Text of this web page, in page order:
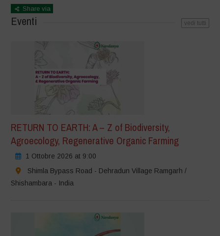
Share via
Eventi vedi tutti
RETURN TO EARTH: A – Z of Biodiversity,
Agroecology, Regenerative Organic Farming
1 Ottobre 2026 at 9:00
Shimla Bypass Road - Dehradun Village Ramgarh /
Shishambara - India